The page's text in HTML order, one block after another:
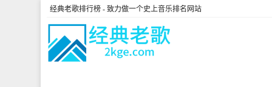
经典老歌排行榜 - 致力做一个史上音乐排名网站